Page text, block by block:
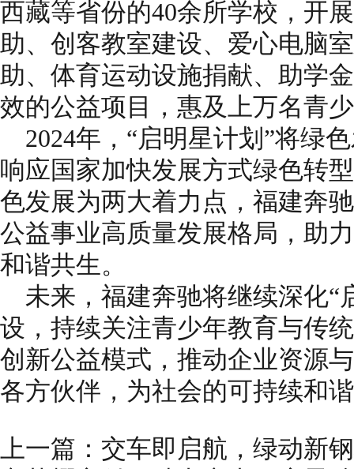
西藏等省份的40余所学校，开
助、创客教室建设、爱心电脑
助、体育运动设施捐献、助学
效的公益项目，惠及上万名青
2024年，“启明星计划”将绿
响应国家加快发展方式绿色转
色发展为两大着力点，福建奔
公益事业高质量发展格局，助
和谐共生。
未来，福建奔驰将继续深化“
设，持续关注青少年教育与传
创新公益模式，推动企业资源
各方伙伴，为社会的可持续和
上一篇： 交车即启航，绿动新